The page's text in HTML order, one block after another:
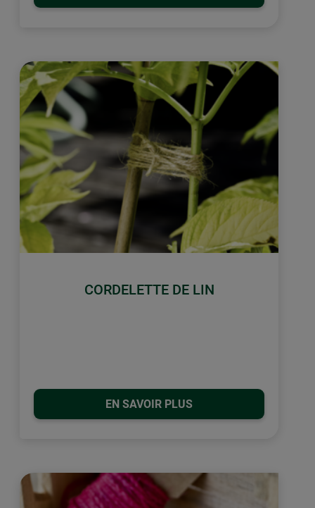
CORDELETTE DE LIN
EN SAVOIR PLUS